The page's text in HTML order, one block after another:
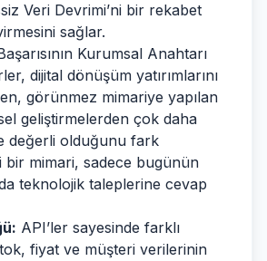
Veri Devrimi’ni bir rekabet
sağlar.
Kurumsal Anahtarı
dijital dönüşüm yatırımlarını
görünmez mimariye yapılan
geliştirmelerden çok daha
değerli olduğunu fark
bir mimari, sadece bugünün
teknolojik taleplerine cevap
API’ler sayesinde farklı
fiyat ve müşteri verilerinin